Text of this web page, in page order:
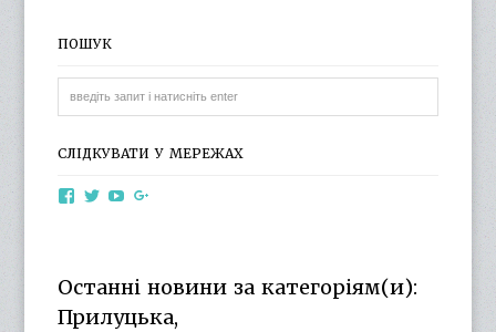
ПОШУК
СЛІДКУВАТИ У МЕРЕЖАХ
ViewViewView
YouTube
Останні новини за категоріям(и):
Прилуцька,